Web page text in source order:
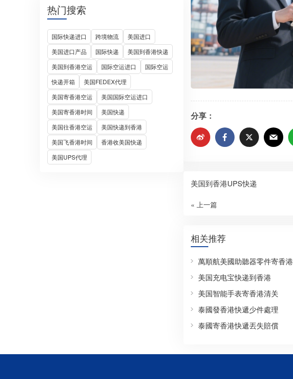
热门搜索
国际快递进口 跨境物流
美国进口
美国进口产品
国际快递
美国到香港快递
美国到香港空运
国际空运进口
国际空运
快递开箱
美国FEDEX代理
美国寄香港空运
美国国际空运进口
美国寄香港时间
美国快递
美国往香港空运
美国快递到香港
美国飞香港时间
香港收美国快递
美国UPS代理
分享：
美国到香港UPS快递
« 上一篇
相关推荐
萬順航美國助聽器零件寄香港
美国充电宝快递到香港
美国智能手表寄香港清关
泰國發香港快遞少件處理
泰國寄香港快遞丟失賠償